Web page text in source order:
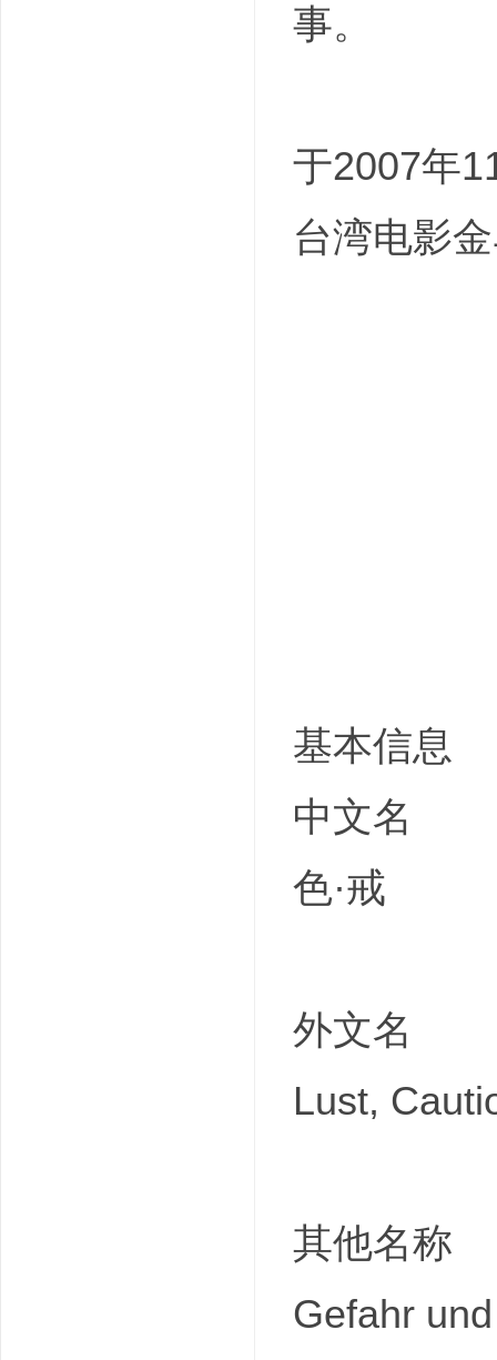
事。
于2007年
台湾电影
基本信息
中文名
色·戒
外文名
Lust,
其他名称
Gefahr